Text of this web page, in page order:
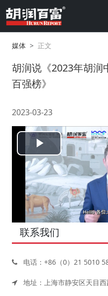
媒体 正文
胡润说《2023年胡润
百强榜》
2023-03-23
Play
Video
联系我们
电话：+86（0）21 5010
地址：上海市静安区天目